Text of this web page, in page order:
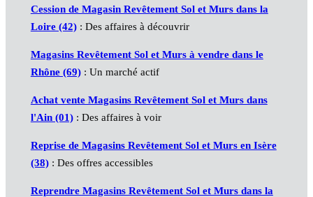
Cession de Magasin Revêtement Sol et Murs dans la
Loire (42): Des affaires à découvrir
Magasins Revêtement Sol et Murs à vendre dans le
Rhône (69): Un marché actif
Achat vente Magasins Revêtement Sol et Murs dans
l'Ain (01): Des affaires à voir
Reprise de Magasins Revêtement Sol et Murs en Isère
(38): Des offres accessibles
Reprendre Magasins Revêtement Sol et Murs dans la